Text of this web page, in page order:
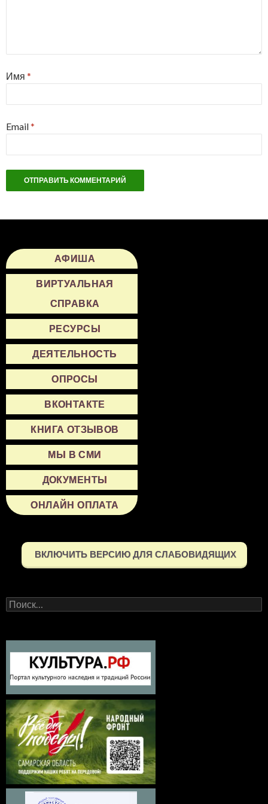
Имя *
Email*
АФИША
ВИРТУАЛЬНАЯ
СПРАВКА
РЕСУРСЫ
ДЕЯТЕЛЬНОСТЬ
ОПРОСЫ
ВКОНТАКТЕ
КНИГА ОТЗЫВОВ
МЫ В СМИ
ДОКУМЕНТЫ
ОНЛАЙН ОПЛАТА
ВКЛЮЧИТЬ ВЕРСИЮ ДЛЯ СЛАБОВИДЯЩИХ
Найти: